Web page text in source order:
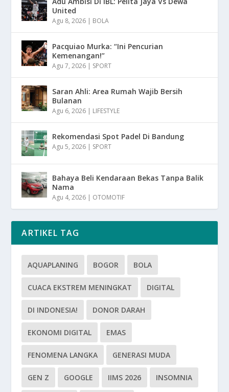
United
Agu 8, 2026 | BOLA
Pacquiao Murka: “Ini Pencurian
Kemenangan!”
Agu 7, 2026 | SPORT
Saran Ahli: Area Rumah Wajib Bersih
Bulanan
Agu 6, 2026 | LIFESTYLE
Rekomendasi Spot Padel Di Bandung
Agu 5, 2026 | SPORT
Bahaya Beli Kendaraan Bekas Tanpa Balik
Nama
Agu 4, 2026 | OTOMOTIF
ARTIKEL TAG
AQUAPLANING BOGOR BOLA
CUACA EKSTREM MENINGKAT DIGITAL
DI INDONESIA! DONOR DARAH
EKONOMI DIGITAL EMAS
FENOMENA LANGKA GENERASI MUDA
GEN Z GOOGLE IIMS 2026 INSOMNIA